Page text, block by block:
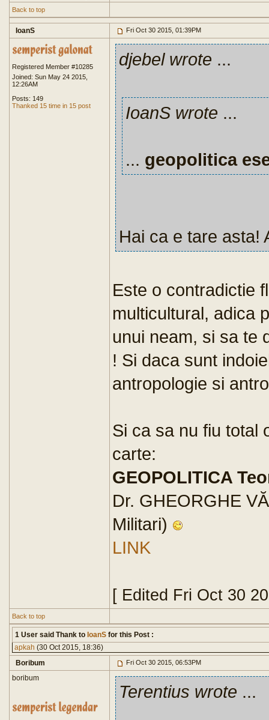
Back to top
IoanS Fri Oct 30 2015, 01:39PM
Registered Member #10285
Joined: Sun May 24 2015,
12:26AM
Posts: 149
Thanked 15 time in 15 post
djebel wrote ...
IoanS wrote ...
... geopolitica
Hai ca e tare asta!
Este o contradictie
multicultural, adica
unui neam, si sa te
! Si daca sunt
antropologie si
Si ca sa nu fiu total
carte:
GEOPOLITICA
Dr. GHEORGHE
Militari)
LINK
[ Edited Fri Oct 30
Back to top
1 User said Thank to IoanS for this Post :
apkah (30 Oct 2015, 18:36)
Boribum
Fri Oct 30 2015, 06:53PM
boribum
Terentius wrote ...